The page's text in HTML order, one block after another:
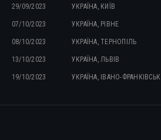
29/09/2023 УКРАЇНА, КИЇВ
07/10/2023 УКРАЇНА, РІВНЕ
08/10/2023 УКРАЇНА, ТЕРНОПІЛЬ
13/10/2023 УКРАЇНА, ЛЬВІВ
19/10/2023 УКРАЇНА, ІВАНО-ФРАНКIВСЬК